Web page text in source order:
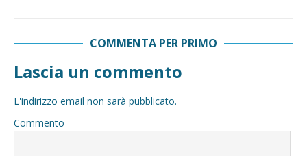
COMMENTA PER PRIMO
Lascia un commento
L'indirizzo email non sarà pubblicato.
Commento